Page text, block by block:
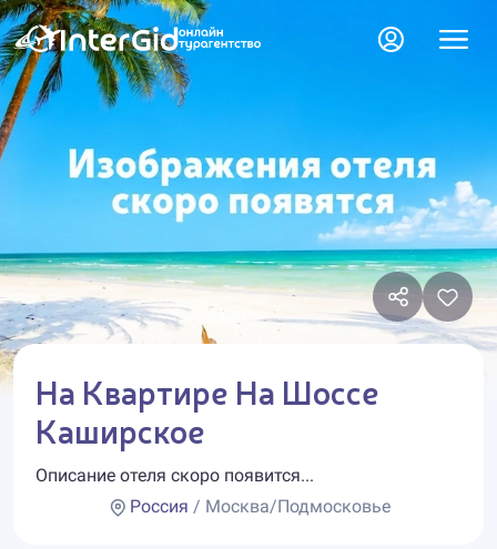
На Квартире На Шоссе
Каширское
Описание отеля скоро появится...
Россия / Москва/Подмосковье